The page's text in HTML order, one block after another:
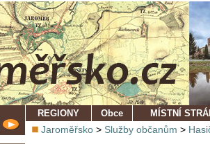
REGIONY Obce MÍSTNÍ
Jaroměřsko > Služby občanům >